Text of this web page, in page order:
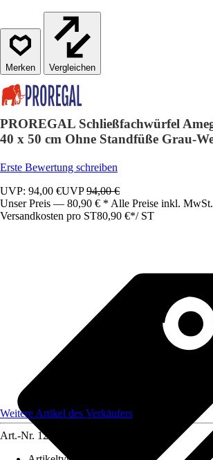
Vergleichen
PROREGAL Schließfachwürfel
40 x 50 cm Ohne Standfüße Grau-
Erste Bewertung schreiben
UVP: 94,00 €UVP94,00 €
Unser Preis — 80,90 € * Alle Preise inkl.
Versandkosten pro ST80,90 €*/ ST
Weitere Artikel des Verkäufers
Art.-Nr. 12583262